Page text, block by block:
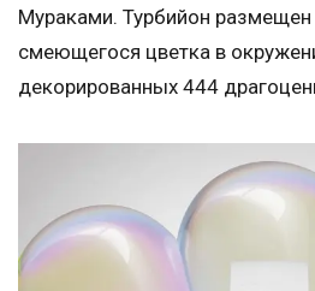
Мураками. Турбийон размещен
смеющегося цветка в
декорированных 444